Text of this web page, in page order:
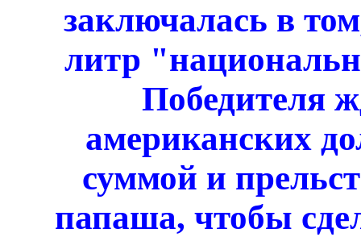
заключалась в
литр
Победителя
американских
суммой и
папаша, чтобы